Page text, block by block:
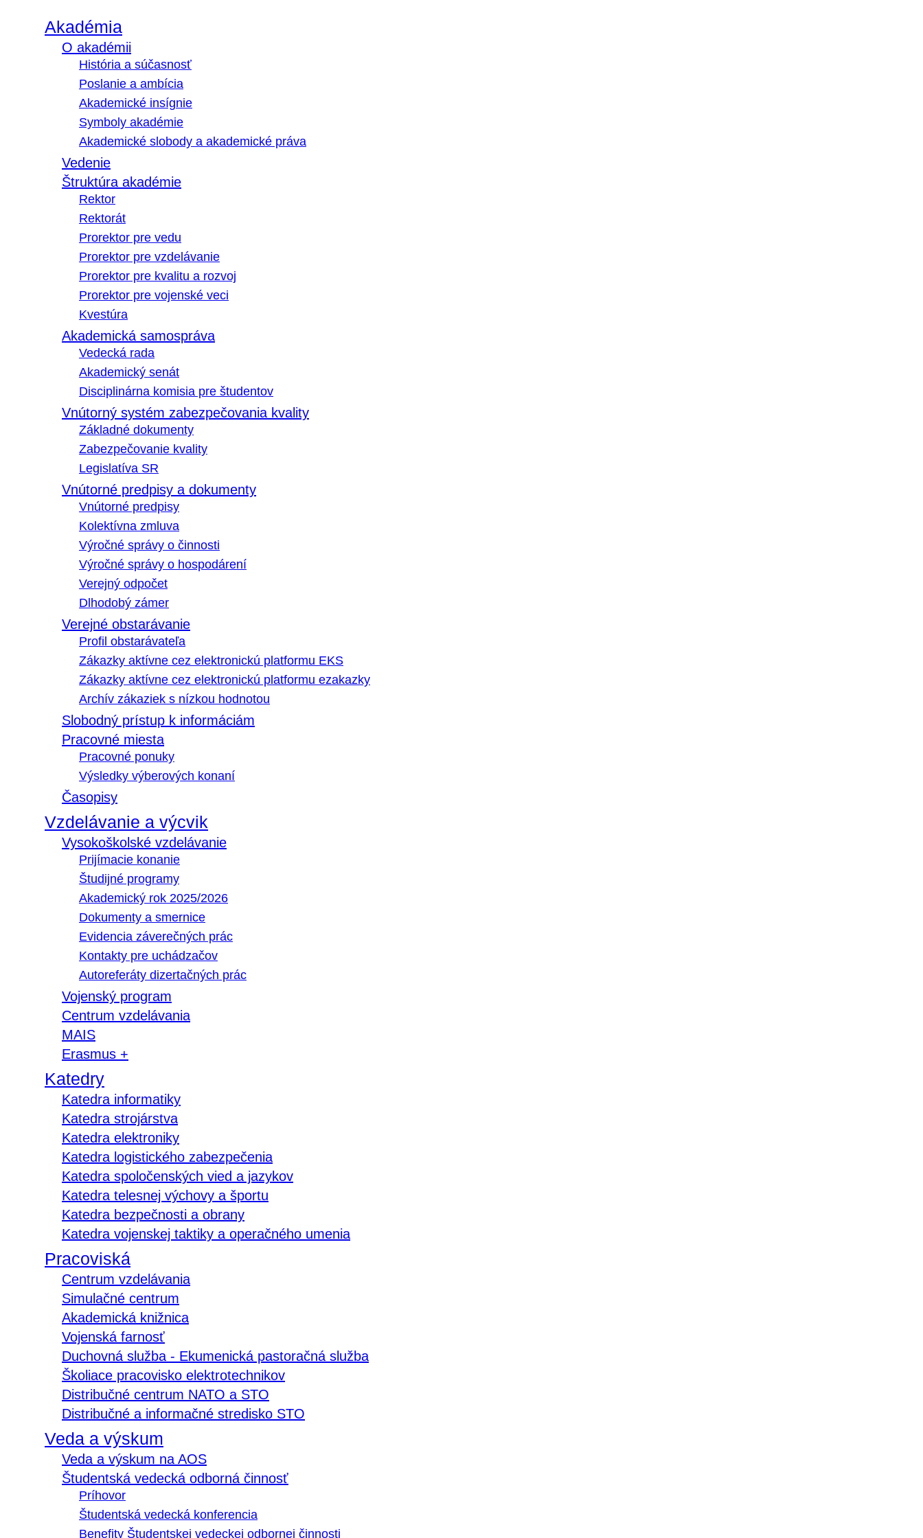
Akadémia
O akadémii
História a súčasnosť
Poslanie a ambícia
Akademické insígnie
Symboly akadémie
Akademické slobody a akademické práva
Vedenie
Štruktúra akadémie
Rektor
Rektorát
Prorektor pre vedu
Prorektor pre vzdelávanie
Prorektor pre kvalitu a rozvoj
Prorektor pre vojenské veci
Kvestúra
Akademická samospráva
Vedecká rada
Akademický senát
Disciplinárna komisia pre študentov
Vnútorný systém zabezpečovania kvality
Základné dokumenty
Zabezpečovanie kvality
Legislatíva SR
Vnútorné predpisy a dokumenty
Vnútorné predpisy
Kolektívna zmluva
Výročné správy o činnosti
Výročné správy o hospodárení
Verejný odpočet
Dlhodobý zámer
Verejné obstarávanie
Profil obstarávateľa
Zákazky aktívne cez elektronickú platformu EKS
Zákazky aktívne cez elektronickú platformu ezakazky
Archív zákaziek s nízkou hodnotou
Slobodný prístup k informáciám
Pracovné miesta
Pracovné ponuky
Výsledky výberových konaní
Časopisy
Vzdelávanie a výcvik
Vysokoškolské vzdelávanie
Prijímacie konanie
Študijné programy
Akademický rok 2025/2026
Dokumenty a smernice
Evidencia záverečných prác
Kontakty pre uchádzačov
Autoreferáty dizertačných prác
Vojenský program
Centrum vzdelávania
MAIS
Erasmus +
Katedry
Katedra informatiky
Katedra strojárstva
Katedra elektroniky
Katedra logistického zabezpečenia
Katedra spoločenských vied a jazykov
Katedra telesnej výchovy a športu
Katedra bezpečnosti a obrany
Katedra vojenskej taktiky a operačného umenia
Pracoviská
Centrum vzdelávania
Simulačné centrum
Akademická knižnica
Vojenská farnosť
Duchovná služba - Ekumenická pastoračná služba
Školiace pracovisko elektrotechnikov
Distribučné centrum NATO a STO
Distribučné a informačné stredisko STO
Veda a výskum
Veda a výskum na AOS
Študentská vedecká odborná činnosť
Príhovor
Študentská vedecká konferencia
Benefity Študentskej vedeckej odbornej činnosti